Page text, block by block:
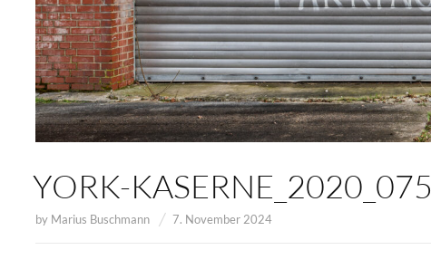
YORK-KASERNE_2020_075
by Marius Buschmann 7. November 2024